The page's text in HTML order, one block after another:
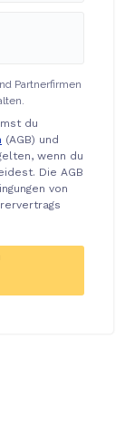
Partnerfirmen
du
(AGB) und
wenn du
Die AGB
von